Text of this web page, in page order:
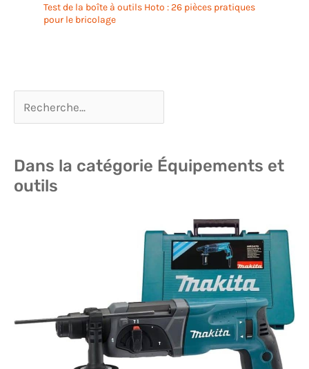
Test de la boîte à outils Hoto : 26 pièces pratiques
pour le bricolage
Dans la catégorie Équipements et
outils